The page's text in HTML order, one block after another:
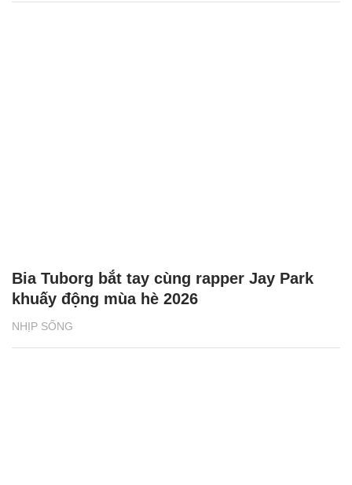
NHỊP SỐNG
Bia Tuborg bắt tay cùng rapper Jay Park
khuấy động mùa hè 2026